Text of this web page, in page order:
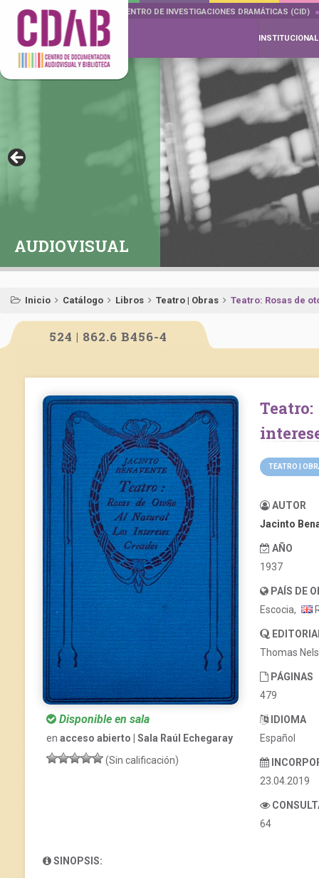
DOCUMENTA DRAMÁTICAS CENTRO DE INVESTIGACIONES DRAMÁTICAS (CID)
INSTITUCIONAL
AUDIOVISUAL
Inicio Catálogo Libros Teatro | Obras Teatro: Rosas de
524 | 862.6 B456-4
Disponible en sala
en acceso abierto | Sala Raúl Echegaray
(Sin calificación)
Teatro: Rosas de otoño. Al natural. Los
TEATRO |
AUTOR
Jacinto
AÑO
1937
PAÍS DE
Escocia,
Thomas
PÁGINAS
479
IDIOMA
Español
23.04.2019
64
SINOPSIS: